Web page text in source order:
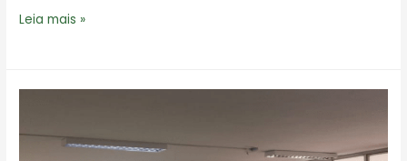
Projeto
Solidária
programa
Leia mais »